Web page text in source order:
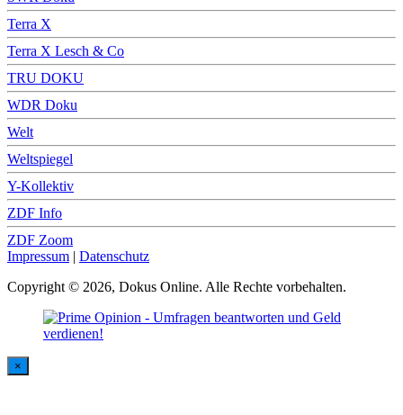
Terra X
Terra X Lesch & Co
TRU DOKU
WDR Doku
Welt
Weltspiegel
Y-Kollektiv
ZDF Info
ZDF Zoom
Impressum | Datenschutz
Copyright © 2026, Dokus Online. Alle Rechte vorbehalten.
×